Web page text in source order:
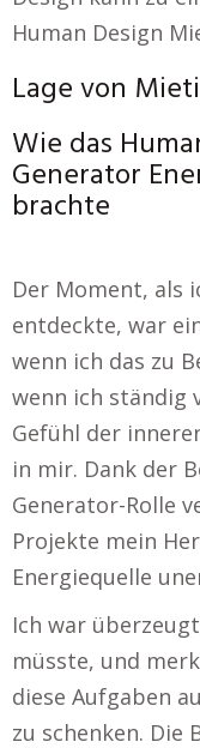
Human Design
Lage von
Wie das
Generator
brachte
Der Moment, als
entdeckte, war
wenn ich das zu
wenn ich ständig
Gefühl der
in mir. Dank der
Generator-Rolle
Projekte mein
Energiequelle
Ich war
müsste, und
diese Aufgaben
zu schenken. Die